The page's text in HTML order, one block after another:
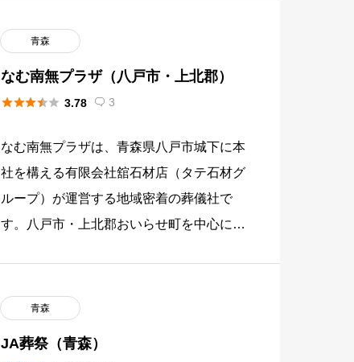
青森
なむ南無プラザ（八戸市・上北郡）
 3.78  3
なむ南無プラザは、青森県八戸市城下に本
社を構える有限会社舘石材店（タテ石材グ
ループ）が運営する地域密着の葬儀社で
す。八戸市・上北郡おいらせ町を中心に家
青森
JA葬祭（青森）